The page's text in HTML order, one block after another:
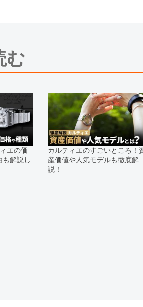
※当店では店頭販売も行っており
また、ご来店にてご購入を希望さ
お問い合わせいただけますようお
※アンティーク品やユーズド品の
合がございます。
※表示の定価は、入荷時の価格と
現在の定価と異なる場合がござい
む
エの価
も解説し
カルティエのすごいところ！
産価値や人気モデルも徹底解
説！